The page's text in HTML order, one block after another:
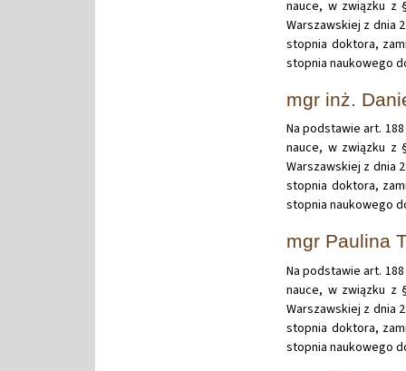
nauce, w związku z
Warszawskiej z dnia
stopnia doktora,
stopnia naukowego
mgr inż.
Na podstawie art.
nauce, w związku z
Warszawskiej z dnia
stopnia doktora,
stopnia naukowego
mgr Paulina
Na podstawie art.
nauce, w związku z
Warszawskiej z dnia
stopnia doktora,
stopnia naukowego